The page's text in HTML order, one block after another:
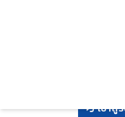
เข้าสู่